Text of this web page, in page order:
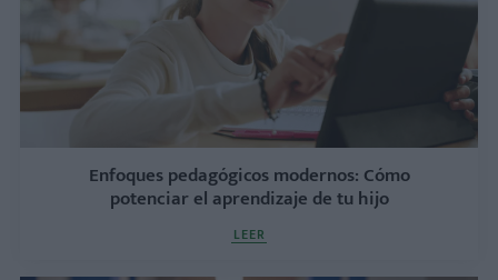
Enfoques pedagógicos modernos: Cómo
potenciar el aprendizaje de tu hijo
LEER